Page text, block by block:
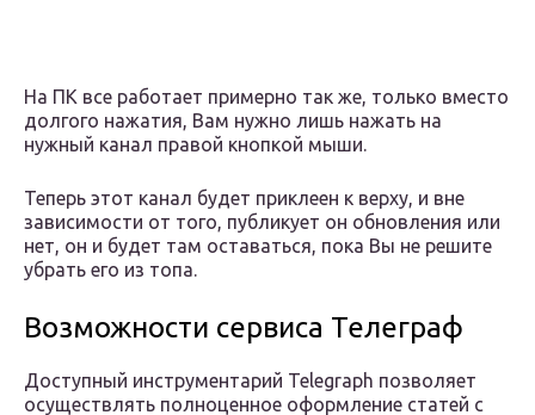
На ПК все работает примерно так же, только вместо
долгого нажатия, Вам нужно лишь нажать на
нужный канал правой кнопкой мыши.
Теперь этот канал будет приклеен к верху, и вне
зависимости от того, публикует он обновления или
нет, он и будет там оставаться, пока Вы не решите
убрать его из топа.
Возможности сервиса Телеграф
Доступный инструментарий Telegraph позволяет
осуществлять полноценное оформление статей с